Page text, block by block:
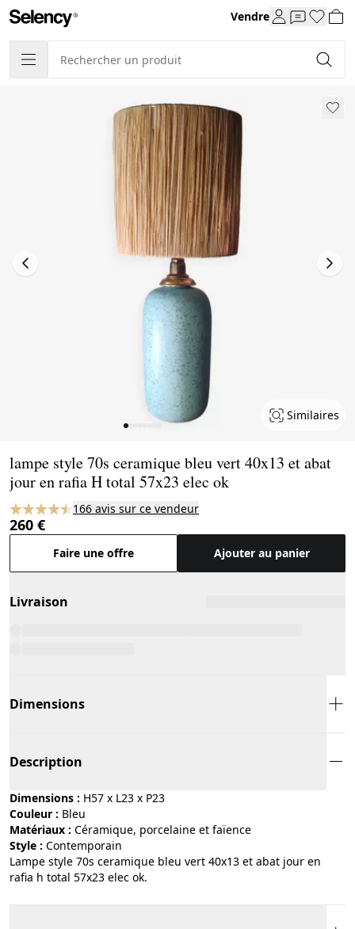
Vendre
Similaires
lampe style 70s ceramique bleu vert 40x13 et abat
jour en rafia H total 57x23 elec ok
166 avis sur ce vendeur
260 €
Faire une offre Ajouter au panier
Livraison
Dimensions
Description
Dimensions : H57 x L23 x P23
Couleur :
bleu
Matériaux :
céramique, porcelaine et faïence
Style :
contemporain
Lampe style 70s ceramique bleu vert 40x13 et abat jour en
rafia h total 57x23 elec ok.